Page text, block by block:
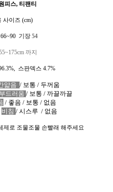
피스, 티팬티
사이즈 (cm)
66~90 기장54
까지
스판덱스 4.7%
얇음 / 보통 / 두꺼움
부드러움 / 보통 / 까끌까끌
/ 좋음 / 보통 / 없음
비침 / 시스루 / 없음
제로 조물조물 손빨래 해주세요